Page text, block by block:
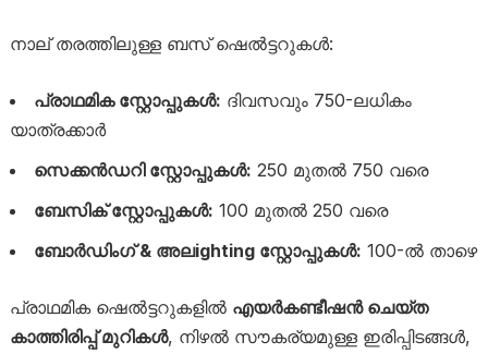
നാല് തരത്തിലുള്ള ബസ് ഷെൽട്ടറുകൾ:
പ്രാഥമിക സ്റ്റോപ്പുകൾ: ദിവസവും 750-ലധികം
യാത്രക്കാർ
സെക്കൻഡറി സ്റ്റോപ്പുകൾ: 250 മുതൽ 750 വരെ
ബേസിക് സ്റ്റോപ്പുകൾ: 100 മുതൽ 250 വരെ
ബോർഡിംഗ് & അലighting സ്റ്റോപ്പുകൾ: 100-ൽ താഴെ
പ്രാഥമിക ഷെൽട്ടറുകളിൽ എയർകണ്ടീഷൻ ചെയ്ത
കാത്തിരിപ്പ് മുറികൾ, നിഴൽ സൗകര്യമുള്ള ഇരിപ്പിടങ്ങൾ,